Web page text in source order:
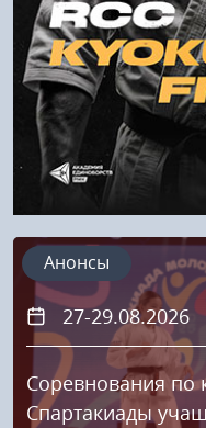
27-29.08.2026
Соревнования по
Спартакиады
Анонсы